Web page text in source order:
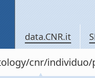
data.CNR.it
cnr/individuo/